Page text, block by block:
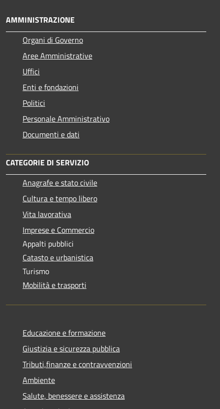
AMMINISTRAZIONE
Organi di Governo
Aree Amministrative
Uffici
Enti e fondazioni
Politici
Personale Amministrativo
Documenti e dati
CATEGORIE DI SERVIZIO
Anagrafe e stato civile
Cultura e tempo libero
Vita lavorativa
Imprese e Commercio
Appalti pubblici
Catasto e urbanistica
Turismo
Mobilità e trasporti
Educazione e formazione
Giustizia e sicurezza pubblica
Tributi,finanze e contravvenzioni
Ambiente
Salute, benessere e assistenza